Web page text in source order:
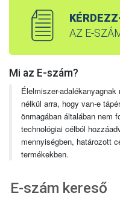
AZ E-
Mi az E-szám?
Élelmiszer-
nélkül arra, hogy van-e
önmagában általában nem
technológiai célból
mennyiségben, határozott
termékekben.
E-szám kereső